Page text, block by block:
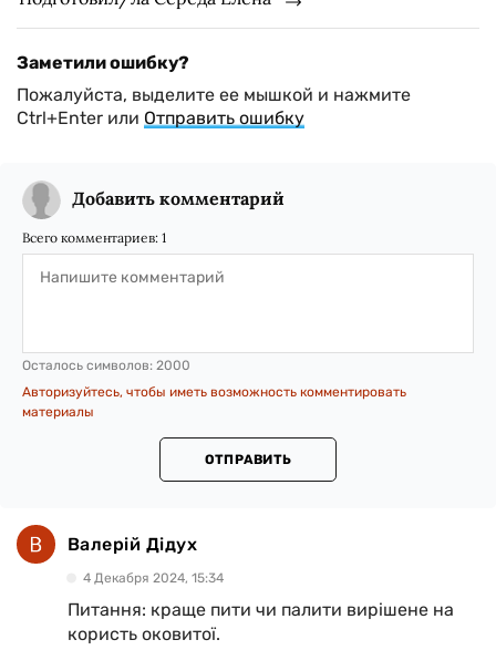
Заметили ошибку?
Пожалуйста, выделите ее мышкой и нажмите
Ctrl+Enter или Отправить ошибку
Добавить комментарий
Всего комментариев: 1
Осталось символов: 2000
Авторизуйтесь, чтобы иметь возможность комментировать
материалы
ОТПРАВИТЬ
Валерій Дідух
4 Декабря 2024, 15:34
Питання: краще пити чи палити вирішене на
користь оковитої.